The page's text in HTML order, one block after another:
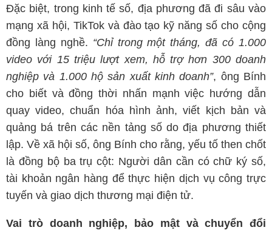
Đặc biệt, trong kinh tế số, địa phương đã đi sâu vào
mạng xã hội, TikTok và đào tạo kỹ năng số cho cộng
đồng làng nghề. “Chỉ trong một tháng, đã có 1.000
video với 15 triệu lượt xem, hỗ trợ hơn 300 doanh
nghiệp và 1.000 hộ sản xuất kinh doanh”, ông Bính
cho biết và đồng thời nhấn mạnh việc hướng dẫn
quay video, chuẩn hóa hình ảnh, viết kịch bản và
quảng bá trên các nền tảng số do địa phương thiết
lập. Về xã hội số, ông Bính cho rằng, yếu tố then chốt
là đồng bộ ba trụ cột: Người dân cần có chữ ký số,
tài khoản ngân hàng để thực hiện dịch vụ công trực
tuyến và giao dịch thương mại điện tử.
Vai trò doanh nghiệp, bảo mật và chuyển đổi